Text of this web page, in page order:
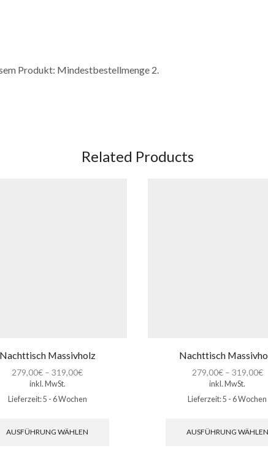
Produkt: Mindestbestellmenge 2.
Related Products
Nachttisch Massivholz
279,00€ –319,00€
inkl. MwSt.
Lieferzeit:5 - 6 Wochen
AUSFÜHRUNG WÄHLEN
Nachttisch
279,00€– 319,00€
inkl. MwSt.
Lieferzeit:5 - 6 Wochen
AUSFÜHRUNG WÄHLEN